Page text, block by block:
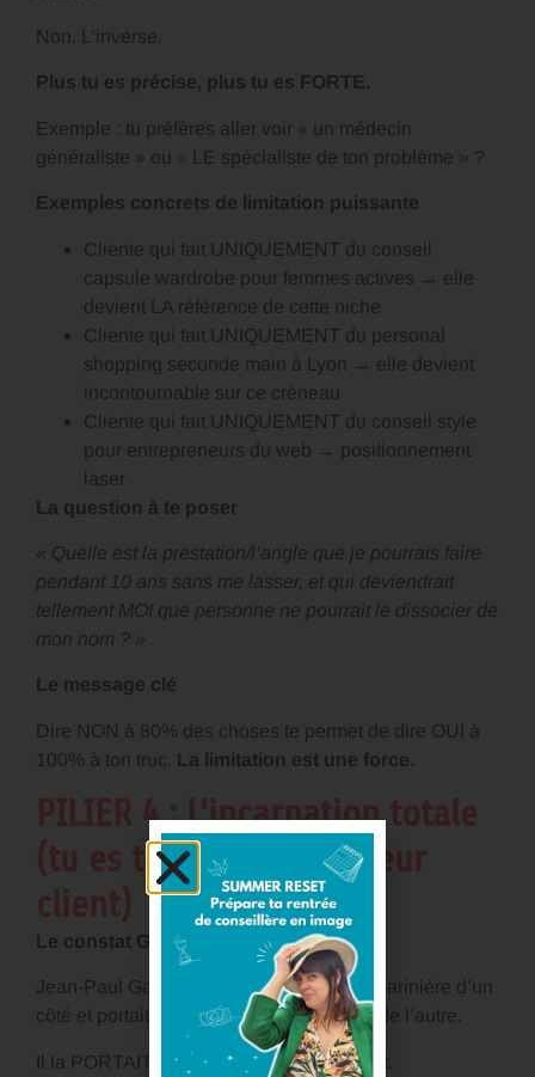
Non. L’inverse.
Plus tu es précise, plus tu es FORTE.
Exemple : tu préfères aller voir « un médecin
généraliste » ou « LE spécialiste de ton problème » ?
Exemples concrets de limitation puissante
Cliente qui fait UNIQUEMENT du conseil
capsule wardrobe pour femmes actives → elle
devient LA référence de cette niche
Cliente qui fait UNIQUEMENT du personal
shopping seconde main à Lyon → elle devient
incontournable sur ce créneau
Cliente qui fait UNIQUEMENT du conseil style
pour entrepreneurs du web → positionnement
laser
La question à te poser
« Quelle est la prestation/l’angle que je pourrais faire
pendant 10 ans sans me lasser, et qui deviendrait
tellement MOI que personne ne pourrait le dissocier de
mon nom ? »
Le message clé
Dire NON à 80% des choses te permet de dire OUI à
100% à ton truc. La limitation est une force.
PILIER 4 : L'incarnation totale
(tu es ton propre meilleur
client)
Le constat Gaultier
Jean-Paul Gaultier ne VENDAIT pas la marinière d’un
côté et portait des costumes trois-pièces de l’autre.
Il la PORTAIT lui-même, quotidiennement.